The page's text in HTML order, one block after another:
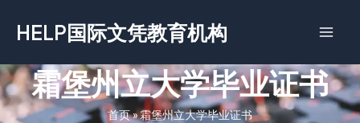
容
HELP国际文凭教育机构
霜堡州立大学毕业证书
首页»霜堡州立大学毕业证书